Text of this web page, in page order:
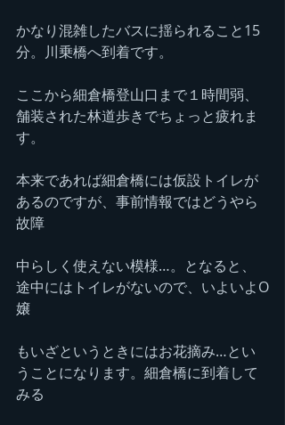
かなり混雑したバスに揺られること15
分。川乗橋へ到着です。
ここから細倉橋登山口まで１時間弱、
舗装された林道歩きでちょっと疲れま
す。
本来であれば細倉橋には仮設トイレが
あるのですが、事前情報ではどうやら
故障
中らしく使えない模様…。となると、
途中にはトイレがないので、いよいよO
嬢
もいざというときにはお花摘み…とい
うことになります。細倉橋に到着して
みる